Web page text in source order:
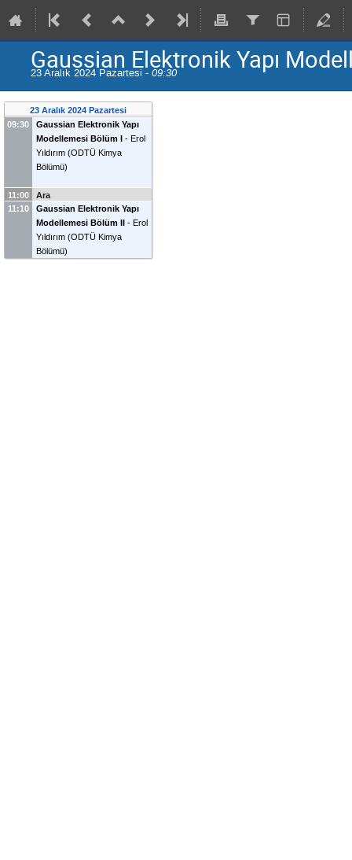
Gaussian Elektronik Yapı
23 Aralık 2024 Pazartesi - 09:30
23 Aralık 2024 Pazartesi
09:30
Gaussian Elektronik Yapı
Modellemesi Bölüm I - Erol
Yıldırım (ODTÜ Kimya
Bölümü)
11:00
Ara
11:10
Gaussian Elektronik Yapı
Modellemesi Bölüm II - Erol
Yıldırım (ODTÜ Kimya
Bölümü)